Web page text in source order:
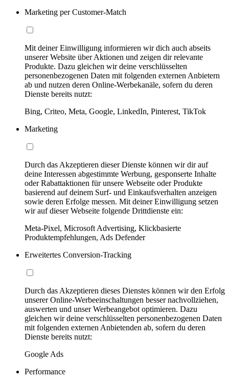
Marketing per Customer-Match
Mit deiner Einwilligung informieren wir dich auch abseits
unserer Website über Aktionen und zeigen dir relevante
Produkte. Dazu gleichen wir deine verschlüsselten
personenbezogenen Daten mit folgenden externen Anbietern
ab und nutzen deren Online-Werbekanäle, sofern du deren
Dienste bereits nutzt:
Bing, Criteo, Meta, Google, LinkedIn, Pinterest, TikTok
Marketing
Durch das Akzeptieren dieser Dienste können wir dir auf
deine Interessen abgestimmte Werbung, gesponserte Inhalte
oder Rabattaktionen für unsere Webseite oder Produkte
basierend auf deinem Surf- und Einkaufsverhalten anzeigen
sowie deren Erfolge messen. Mit deiner Einwilligung setzen
wir auf dieser Webseite folgende Drittdienste ein:
Meta-Pixel, Microsoft Advertising, Klickbasierte
Produktempfehlungen, Ads Defender
Erweitertes Conversion-Tracking
Durch das Akzeptieren dieses Dienstes können wir den Erfolg
unserer Online-Werbeeinschaltungen besser nachvollziehen,
auswerten und unser Werbeangebot optimieren. Dazu
gleichen wir deine verschlüsselten personenbezogenen Daten
mit folgenden externen Anbietenden ab, sofern du deren
Dienste bereits nutzt:
Google Ads
Performance